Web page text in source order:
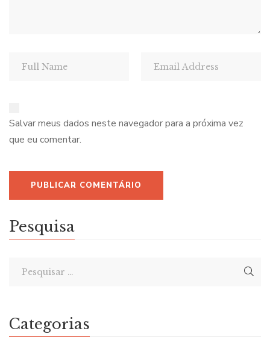
Salvar meus dados neste navegador para a próxima vez
que eu comentar.
Pesquisa
Categorias